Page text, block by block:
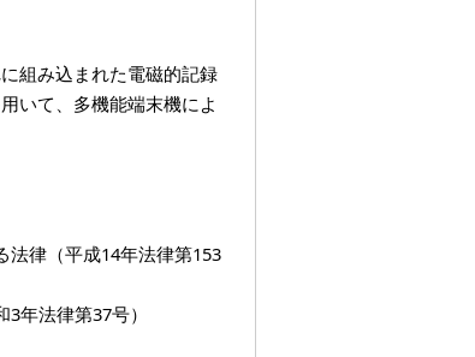
組み込まれた電磁的記録
いて、多機能端末機によ
律（平成14年法律第153
年法律第37号）